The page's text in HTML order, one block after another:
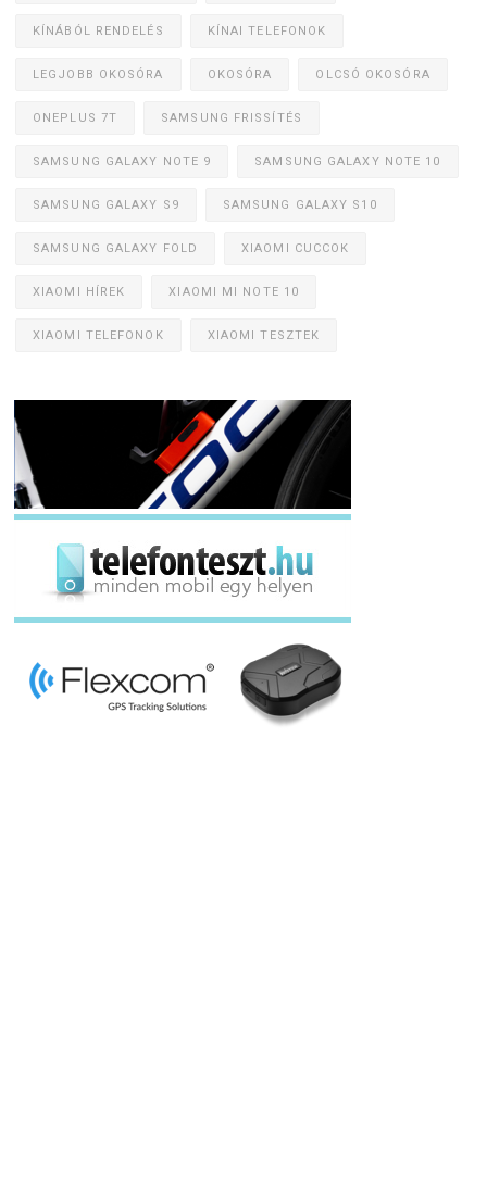
KÍNÁBÓL RENDELÉS KÍNAI TELEFONOK
LEGJOBB OKOSÓRA OKOSÓRA OLCSÓ OKOSÓRA
ONEPLUS 7T SAMSUNG FRISSÍTÉS
SAMSUNG GALAXY NOTE 9 SAMSUNG GALAXY NOTE 10
SAMSUNG GALAXY S9 SAMSUNG GALAXY S10
SAMSUNG GALAXY FOLD XIAOMI CUCCOK
XIAOMI HÍREK XIAOMI MI NOTE 10
XIAOMI TELEFONOK XIAOMI TESZTEK